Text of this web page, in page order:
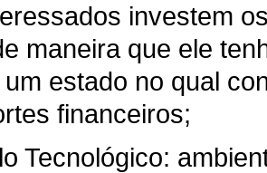
investem
maneira que ele
estado no qual
financeiros;
Tecnológico: